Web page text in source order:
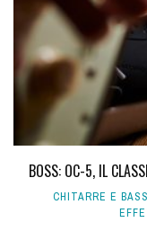
BOSS: OC-5, IL
CHITARRE E